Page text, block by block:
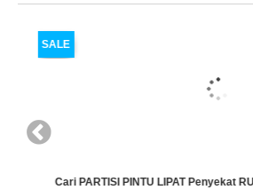
PINTU LIPAT Penyekat RUANGAN, Untuk